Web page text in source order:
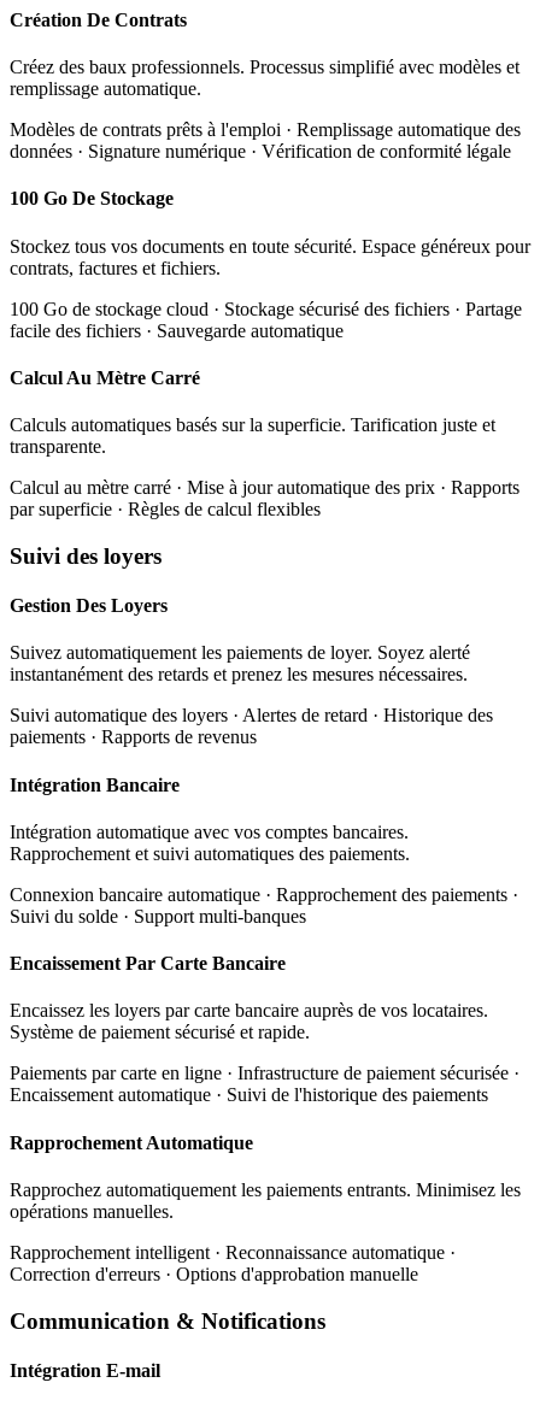
Création De Contrats
Créez des baux professionnels. Processus simplifié avec modèles et
remplissage automatique.
Modèles de contrats prêts à l'emploi · Remplissage automatique des
données · Signature numérique · Vérification de conformité légale
100 Go De Stockage
Stockez tous vos documents en toute sécurité. Espace généreux pour
contrats, factures et fichiers.
100 Go de stockage cloud · Stockage sécurisé des fichiers · Partage
facile des fichiers · Sauvegarde automatique
Calcul Au Mètre Carré
Calculs automatiques basés sur la superficie. Tarification juste et
transparente.
Calcul au mètre carré · Mise à jour automatique des prix · Rapports
par superficie · Règles de calcul flexibles
Suivi des loyers
Gestion Des Loyers
Suivez automatiquement les paiements de loyer. Soyez alerté
instantanément des retards et prenez les mesures nécessaires.
Suivi automatique des loyers · Alertes de retard · Historique des
paiements · Rapports de revenus
Intégration Bancaire
Intégration automatique avec vos comptes bancaires.
Rapprochement et suivi automatiques des paiements.
Connexion bancaire automatique · Rapprochement des paiements ·
Suivi du solde · Support multi-banques
Encaissement Par Carte Bancaire
Encaissez les loyers par carte bancaire auprès de vos locataires.
Système de paiement sécurisé et rapide.
Paiements par carte en ligne · Infrastructure de paiement sécurisée ·
Encaissement automatique · Suivi de l'historique des paiements
Rapprochement Automatique
Rapprochez automatiquement les paiements entrants. Minimisez les
opérations manuelles.
Rapprochement intelligent · Reconnaissance automatique ·
Correction d'erreurs · Options d'approbation manuelle
Communication & Notifications
Intégration E-mail